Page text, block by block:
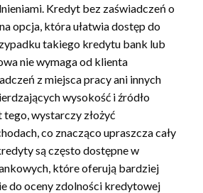
Kredyt bez zaświadczeń o
opcja, która ułatwia dostęp do
takiego kredytu bank lub
nie wymaga od klienta
z miejsca pracy ani innych
wysokość i źródło
wystarczy złożyć
co znacząco upraszcza cały
są często dostępne w
które oferują bardziej
do oceny zdolności kredytowej